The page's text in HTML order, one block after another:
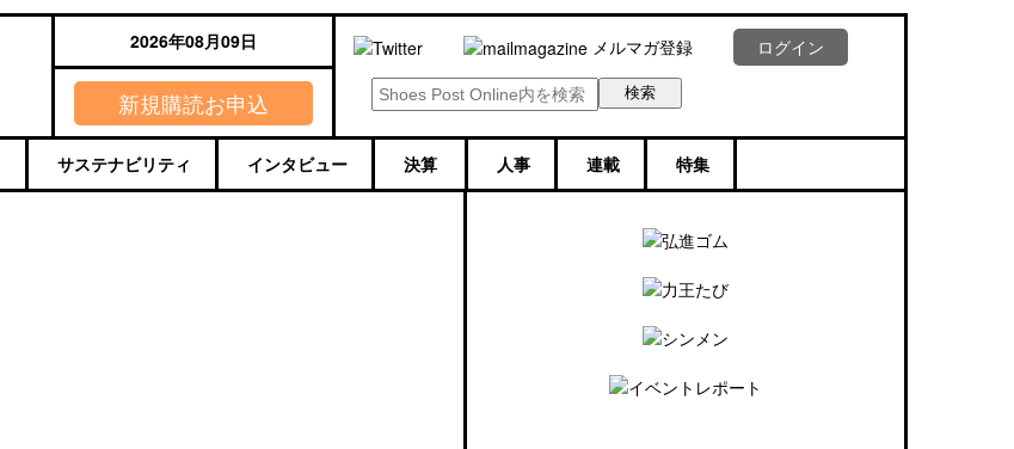
2026年08月09日
新規購読お申込
メルマガ登録 ログイン
サステナビリティ インタビュー 決算 人事 連載 特集